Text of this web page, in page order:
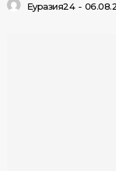
Еуразия24 -